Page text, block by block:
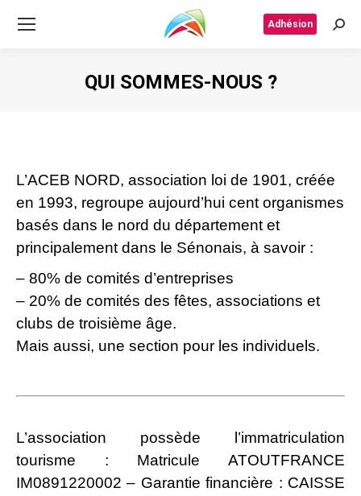
Adhésion
QUI SOMMES-NOUS ?
L’ACEB NORD, association loi de 1901, créée
en 1993, regroupe aujourd’hui cent organismes
basés dans le nord du département et
principalement dans le Sénonais, à savoir :
– 80% de comités d’entreprises
– 20% de comités des fêtes, associations et
clubs de troisième âge.
Mais aussi, une section pour les individuels.
L’association possède l’immatriculation
tourisme : Matricule ATOUTFRANCE
IM0891220002 – Garantie financière : CAISSE